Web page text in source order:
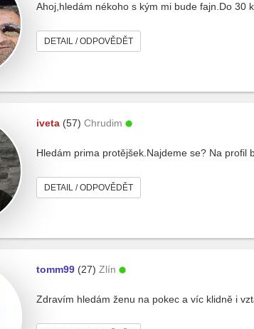
Ahoj,hledám nékoho s kým mi bude fajn.Do 30
DETAIL / ODPOVĚDĚT
iveta (57) Chrudim
Hledám prima protějšek.Najdeme se? Na profil
DETAIL / ODPOVĚDĚT
tomm99 (27) Zlín
Zdravím hledám ženu na pokec a víc klidně i